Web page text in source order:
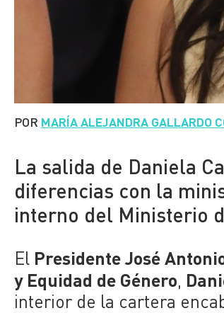
POR MARÍA ALEJANDRA GALLARDO
La salida de Daniela
diferencias con la
interno del Ministerio
El Presidente José
y Equidad de Género,
interior de la cartera